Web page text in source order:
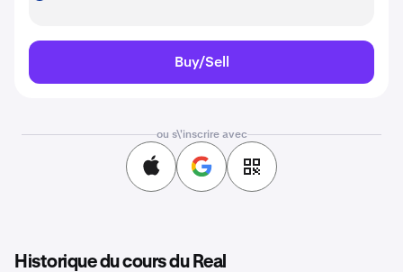
Buy/Sell
ou s\'inscrire avec
Historique du cours du Real